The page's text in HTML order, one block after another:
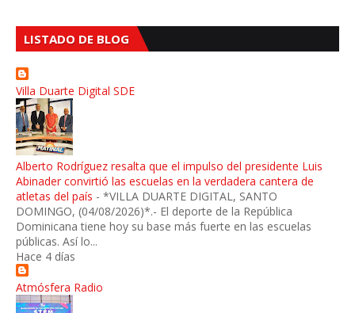
LISTADO DE BLOG
Villa Duarte Digital SDE
Alberto Rodríguez resalta que el impulso del presidente Luis
Abinader convirtió las escuelas en la verdadera cantera de
atletas del país - *VILLA DUARTE DIGITAL, SANTO
DOMINGO, (04/08/2026)*.- El deporte de la República
Dominicana tiene hoy su base más fuerte en las escuelas
públicas. Así lo...
Hace 4 días
Atmósfera Radio